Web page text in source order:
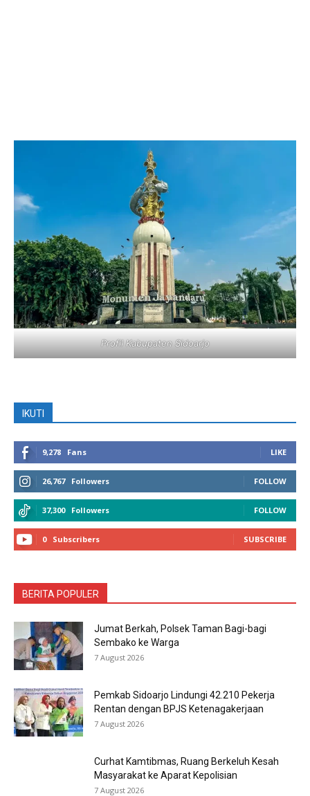
Profil Kabupaten Sidoarjo
IKUTI
9,278 Fans LIKE
26,767 Followers FOLLOW
37,300 Followers FOLLOW
0 Subscribers SUBSCRIBE
BERITA POPULER
Jumat Berkah, Polsek Taman Bagi-bagi
Sembako ke Warga
7 August 2026
Pemkab Sidoarjo Lindungi 42.210 Pekerja
Rentan dengan BPJS Ketenagakerjaan
7 August 2026
Curhat Kamtibmas, Ruang Berkeluh Kesah
Masyarakat ke Aparat Kepolisian
7 August 2026